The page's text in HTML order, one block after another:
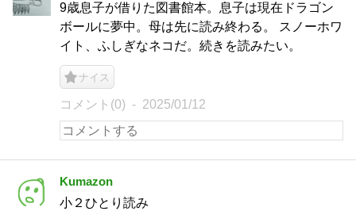
9歳息子が借りた図書館本。息子は現在ドラゴン
ボールに夢中。母は先に読み終わる。 スノーホワ
イト、ふしぎなネコだ。続きを読みたい。
ナイス
コメント(0) 2025/01/12
Kumazon
小２ひとり読み